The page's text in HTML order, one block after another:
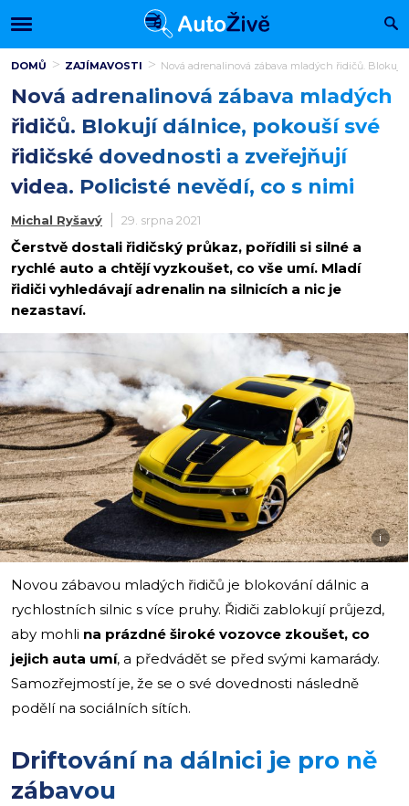
DOMŮ ZAJÍMAVOSTI Nová adrenalinová zábava mladých řidičů. Blokují
Nová adrenalinová zábava mladých
řidičů. Blokují dálnice, pokouší své
řidičské dovednosti a zveřejňují
videa. Policisté nevědí, co s nimi
Michal Ryšavý 29. srpna 2021
Čerstvě dostali řidičský průkaz, pořídili si silné a
rychlé auto a chtějí vyzkoušet, co vše umí. Mladí
řidiči vyhledávají adrenalin na silnicích a nic je
nezastaví.
i
Novou zábavou mladých řidičů je blokování dálnic a
rychlostních silnic s více pruhy. Řidiči zablokují průjezd,
aby mohli na prázdné široké vozovce zkoušet, co
jejich auta umí, a předvádět se před svými kamarády.
Samozřejmostí je, že se o své dovednosti následně
podělí na sociálních sítích.
Driftování na dálnici je pro ně
zábavou